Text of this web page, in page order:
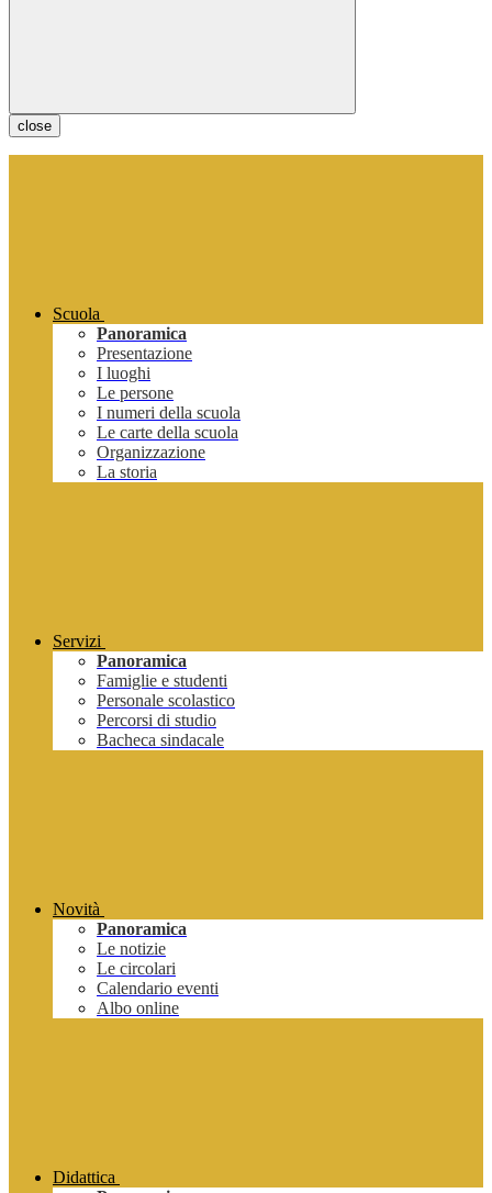
close
Scuola
Panoramica
Presentazione
I luoghi
Le persone
I numeri della scuola
Le carte della scuola
Organizzazione
La storia
Servizi
Panoramica
Famiglie e studenti
Personale scolastico
Percorsi di studio
Bacheca sindacale
Novità
Panoramica
Le notizie
Le circolari
Calendario eventi
Albo online
Didattica